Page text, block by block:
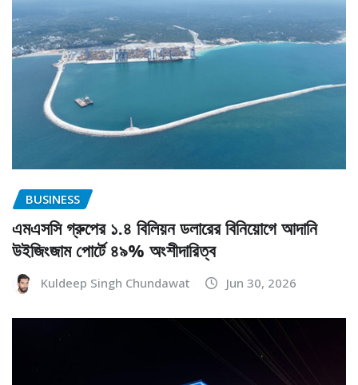
BUSINESS
এমএসসি গ্রুপের ১.৪ বিলিয়ন ডলারের বিনিয়োগে আদানি
উইজিংজাম পোর্টে ৪৯% অংশীদারিত্ব
Kuldeep Singh Chundawat Jun 30, 2026